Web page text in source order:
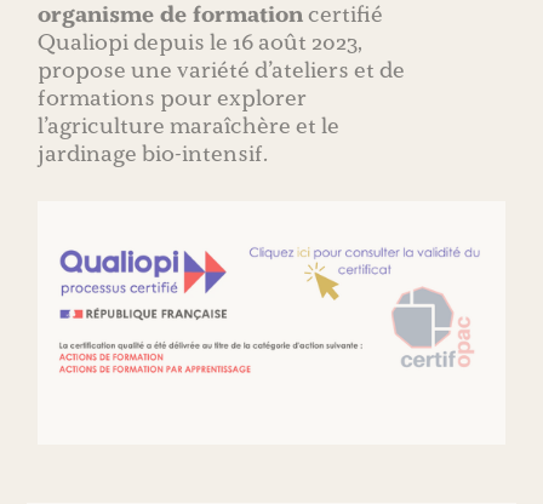
organisme de formation certifié
Qualiopi depuis le 16 août 2023,
propose une variété d’ateliers et de
formations pour explorer
l’agriculture maraîchère et le
jardinage bio-intensif.